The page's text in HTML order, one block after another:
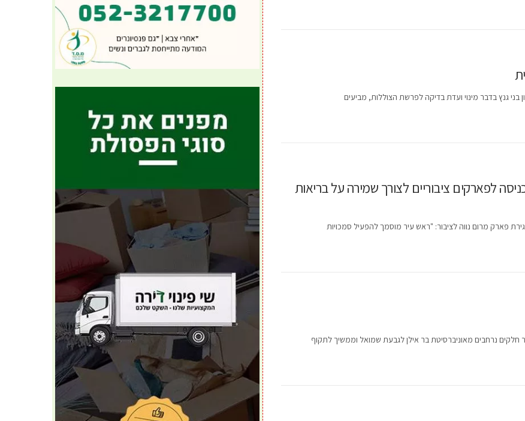
גנץ בדבר מינוי ועדת בדיקה לפרשת הצוללות, מביעים
לפארקים ציבוריים לצורך שמירה על בריאות
פארק מרום נווה לציבור: "ראש עיר מוסמך להפעיל סמכויות
נרחבים מאוניברסיטת בר אילן לגבעת שמואל וממשיך לתקוף